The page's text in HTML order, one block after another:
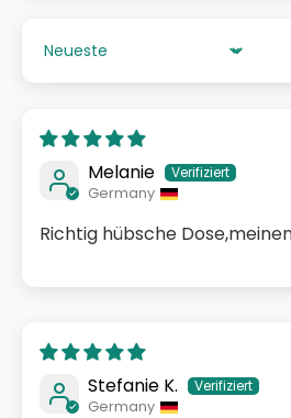
Sort by
Melanie
Germany
Richtig hübsche
Stefanie K.
Germany